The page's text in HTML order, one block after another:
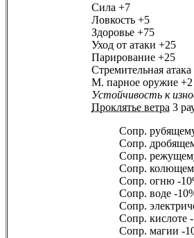
Сила +7
Ловкость +5
Здоровье +75
Уход от атаки +25
Парирование +25
Стремительная атака
М. парное оружие +2
Устойчивость к
Проклятье ветра 3
Сопр.
Сопр.
Сопр.
Сопр.
Сопр. огню -
Сопр. воде -
Сопр.
Сопр. кислоте
Сопр. магии -